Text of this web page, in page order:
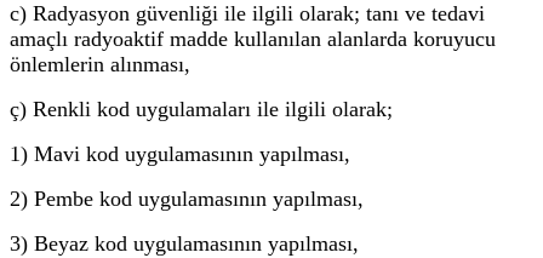
c) Radyasyon güvenliği ile ilgili olarak; tanı ve tedavi
amaçlı radyoaktif madde kullanılan alanlarda koruyucu
önlemlerin alınması,
ç) Renkli kod uygulamaları ile ilgili olarak;
1) Mavi kod uygulamasının yapılması,
2) Pembe kod uygulamasının yapılması,
3) Beyaz kod uygulamasının yapılması,